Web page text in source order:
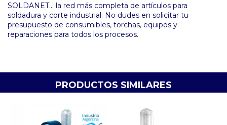
SOLDANET... la red más completa de artículos para
soldadura y corte industrial. No dudes en solicitar tu
presupuesto de consumibles, torchas, equipos y
reparaciones para todos los procesos.
PRODUCTOS SIMILARES